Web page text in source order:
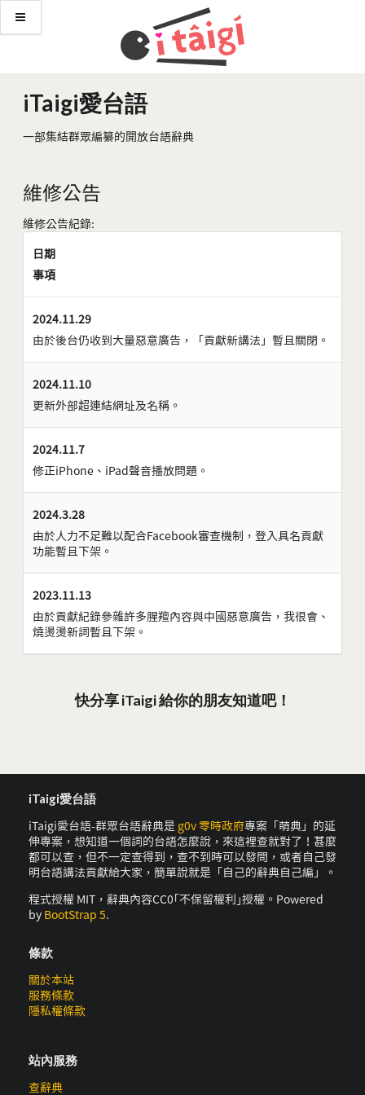
iTaigi愛台語
一部集結群眾編纂的開放台語辭典
維修公告
維修公告紀錄:
日期
事項
2024.11.29
由於後台仍收到大量惡意廣告，「貢獻新講法」暫且關閉。
2024.11.10
更新外部超連結網址及名稱。
2024.11.7
修正iPhone、iPad聲音播放問題。
2024.3.28
由於人力不足難以配合Facebook審查機制，登入具名貢獻
功能暫且下架。
2023.11.13
由於貢獻紀錄參雜許多腥羶內容與中國惡意廣告，我很會、
燒燙燙新詞暫且下架。
快分享 iTaigi 給你的朋友知道吧！
iTaigi愛台語
iTaigi愛台語-群眾台語辭典是 g0v 零時政府專案「萌典」的延
伸專案，想知道一個詞的台語怎麼說，來這裡查就對了！甚麼
都可以查，但不一定查得到，查不到時可以發問，或者自己發
明台語講法貢獻給大家，簡單說就是「自己的辭典自己編」。
程式授權 MIT，辭典內容CC0｢不保留權利｣授權。Powered
by BootStrap 5.
條款
關於本站
服務條款
隱私權條款
站內服務
查辭典